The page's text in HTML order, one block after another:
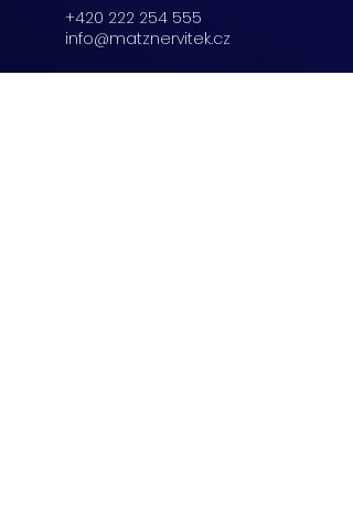
+420 222 254 555
info@matznervitek.cz